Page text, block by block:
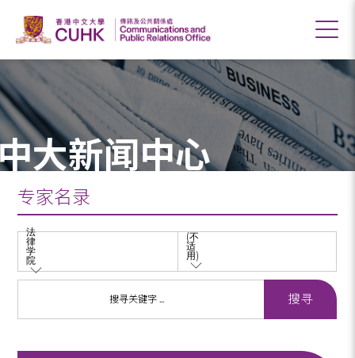
大新闻中心
专家名录
法
律
学
院
(不
适
用)